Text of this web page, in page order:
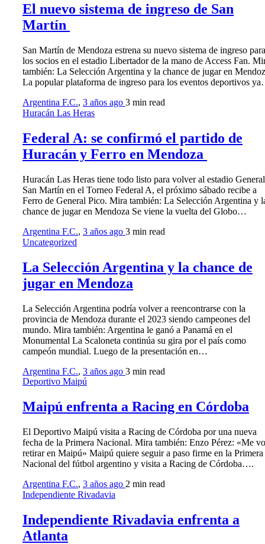
El nuevo sistema de ingreso de San
Martín
San Martín de Mendoza estrena su nuevo sistema de ingreso para
los socios en el estadio Libertador de la mano de Access Fan.
también: La Selección Argentina y la chance de jugar en
La popular plataforma de ingreso para los eventos deportivos
Argentina F.C., 3 años ago 3 min read
Huracán Las Heras
Federal A: se confirmó el partido de
Huracán y Ferro en Mendoza
Huracán Las Heras tiene todo listo para volver al estadio General
San Martín en el Torneo Federal A, el próximo sábado recibe a
Ferro de General Pico. Mira también: La Selección Argentina y
chance de jugar en Mendoza Se viene la vuelta del Globo…
Argentina F.C., 3 años ago 3 min read
Uncategorized
La Selección Argentina y la chance de
jugar en Mendoza
La Selección Argentina podría volver a reencontrarse con la
provincia de Mendoza durante el 2023 siendo campeones del
mundo. Mira también: Argentina le ganó a Panamá en el
Monumental La Scaloneta continúa su gira por el país como
campeón mundial. Luego de la presentación en…
Argentina F.C., 3 años ago 3 min read
Deportivo Maipú
Maipú enfrenta a Racing en Córdoba
El Deportivo Maipú visita a Racing de Córdoba por una nueva
fecha de la Primera Nacional. Mira también: Enzo Pérez: «Me
retirar en Maipú» Maipú quiere seguir a paso firme en la Primera
Nacional del fútbol argentino y visita a Racing de Córdoba….
Argentina F.C., 3 años ago 2 min read
Independiente Rivadavia
Independiente Rivadavia enfrenta a
Atlanta